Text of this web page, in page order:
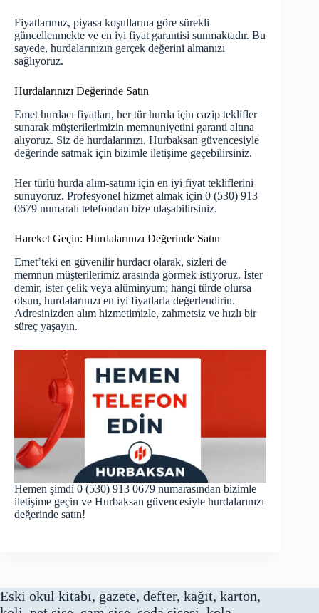
Fiyatlarımız, piyasa koşullarına göre sürekli
güncellenmekte ve en iyi fiyat garantisi sunmaktadır. Bu
sayede, hurdalarınızın gerçek değerini almanızı
sağlıyoruz.
Hurdalarınızı Değerinde Satın
Emet hurdacı fiyatları, her tür hurda için cazip teklifler
sunarak müşterilerimizin memnuniyetini garanti altına
alıyoruz. Siz de hurdalarınızı, Hurbaksan güvencesiyle
değerinde satmak için bizimle iletişime geçebilirsiniz.
Her türlü hurda alım-satımı için en iyi fiyat tekliflerini
sunuyoruz. Profesyonel hizmet almak için 0 (530) 913
0679 numaralı telefondan bize ulaşabilirsiniz.
Hareket Geçin: Hurdalarınızı Değerinde Satın
Emet’teki en güvenilir hurdacı olarak, sizleri de
memnun müşterilerimiz arasında görmek istiyoruz. İster
demir, ister çelik veya alüminyum; hangi türde olursa
olsun, hurdalarınızı en iyi fiyatlarla değerlendirin.
Adresinizden alım hizmetimizle, zahmetsiz ve hızlı bir
süreç yaşayın.
Hemen şimdi 0 (530) 913 0679 numarasından bizimle
iletişime geçin ve Hurbaksan güvencesiyle hurdalarınızı
değerinde satın!
Eski okul kitabı, gazete, defter, kağıt, karton,